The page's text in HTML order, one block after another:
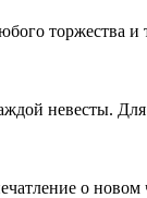
торжества и
невесты.
новом